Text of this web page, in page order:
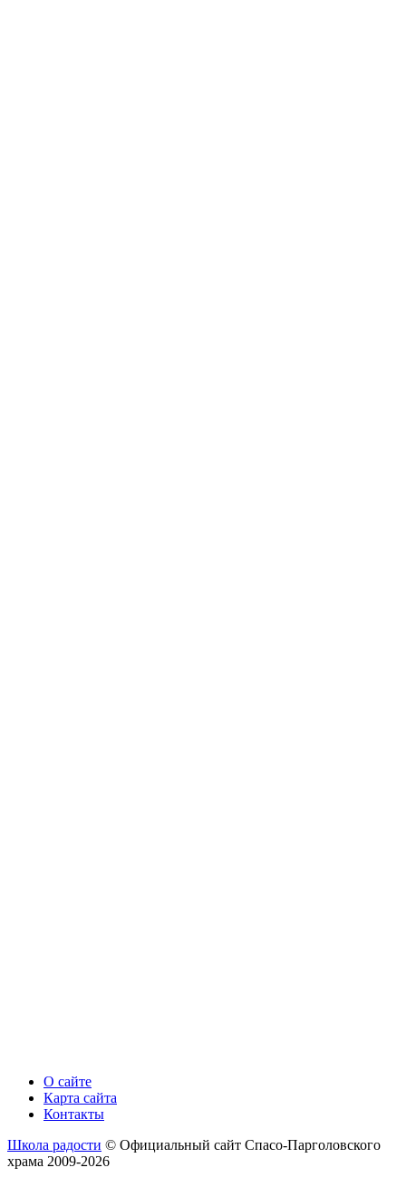
О сайте
Карта сайта
Контакты
Школа радости © Официальный сайт Спасо-Парголовского
храма 2009-2026